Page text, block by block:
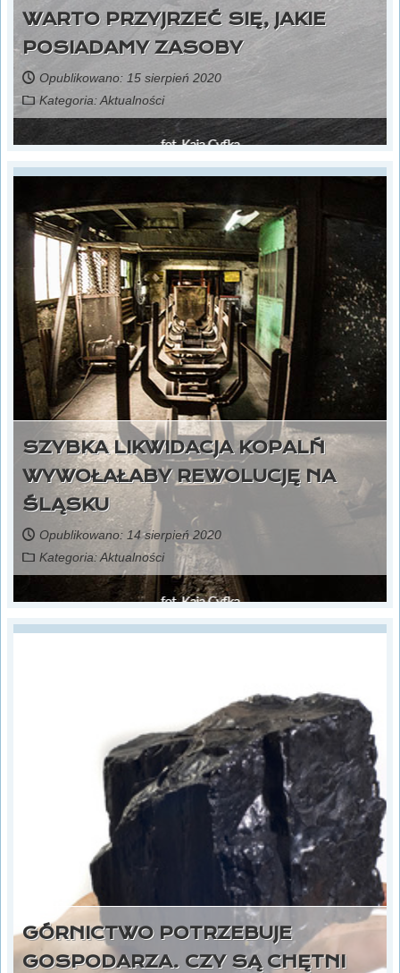
WARTO PRZYJRZEĆ SIĘ, JAKIE
POSIADAMY ZASOBY
Opublikowano: 15 sierpień 2020
Kategoria:Aktualności
SZYBKA LIKWIDACJA KOPALŃ
WYWOŁAŁABY REWOLUCJĘ NA
ŚLĄSKU
Opublikowano: 14 sierpień 2020
Kategoria:Aktualności
GÓRNICTWO POTRZEBUJE
GOSPODARZA. CZY SĄ CHĘTNI